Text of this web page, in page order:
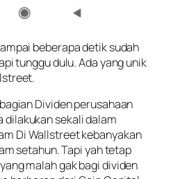
beberapa detik sudah
tunggu dulu. Ada yang unik
Dividen perusahaan
dilakukan sekali dalam
Di Wallstreet kebanyakan
setahun. Tapi yah tetap
malah gak bagi dividen